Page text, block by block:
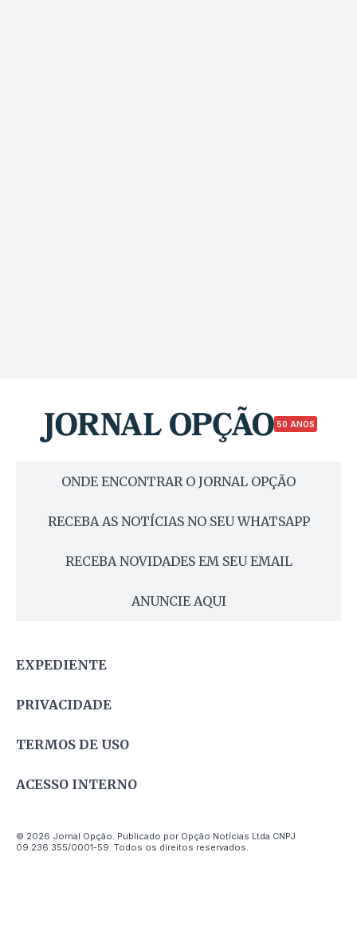
50 ANOS
ONDE ENCONTRAR O JORNAL OPÇÃO
RECEBA AS NOTÍCIAS NO SEU WHATSAPP
RECEBA NOVIDADES EM SEU EMAIL
ANUNCIE AQUI
EXPEDIENTE
PRIVACIDADE
TERMOS DE USO
ACESSO INTERNO
© 2026 Jornal Opção. Publicado por Opção Notícias Ltda CNPJ
09.236.355/0001-59. Todos os direitos reservados.